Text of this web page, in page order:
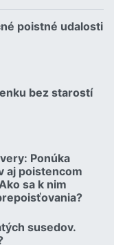
poistné udalosti
bez starostí
Ponúka
aj poistencom
sa k nim
susedov.